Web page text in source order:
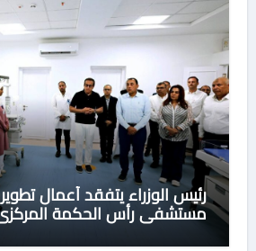
رئيس الوزراء يتفقد أعمال
مستشفى رأس الحكمة